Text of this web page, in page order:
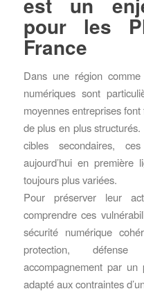
pour les
France
Dans une région comme
numériques sont
moyennes entreprises
de plus en plus
cibles secondaires,
aujourd’hui en première
toujours plus variées.
Pour préserver leur
comprendre ces
sécurité numérique
protection,
accompagnement par un
adapté aux contraintes